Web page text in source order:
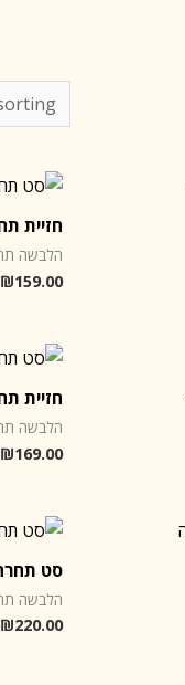
חזיית
הלבשה
₪159.00
חזיית
הלבשה
₪169.00
סט
הלבשה
₪220.00